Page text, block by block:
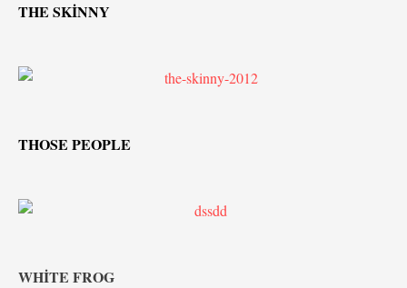
THE SKİNNY
THOSE PEOPLE
WHİTE FROG